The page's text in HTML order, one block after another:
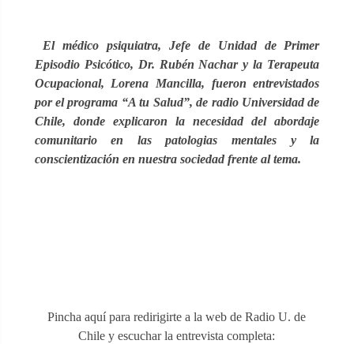
El médico psiquiatra, Jefe de Unidad de Primer
Episodio Psicótico, Dr. Rubén Nachar y la Terapeuta
Ocupacional, Lorena Mancilla, fueron entrevistados
por el programa “A tu Salud”, de radio Universidad de
Chile, donde explicaron la necesidad del abordaje
comunitario en las patologias mentales y la
conscientización en nuestra sociedad frente al tema.
Pincha aquí para redirigirte a la web de Radio U. de
Chile y escuchar la entrevista completa: